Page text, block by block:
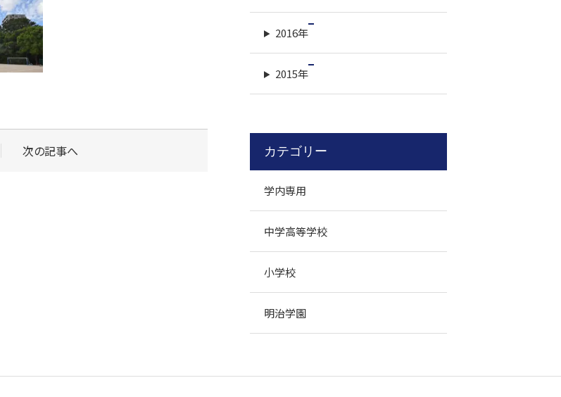
次の記事へ
2016年
2015年
カテゴリー
学内専用
中学高等学校
小学校
明治学園